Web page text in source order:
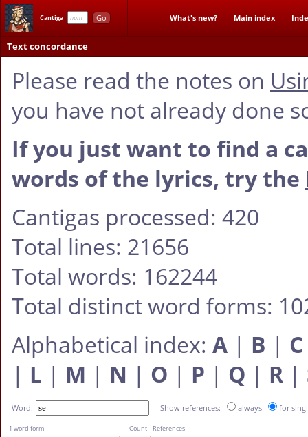
Cantiga Go What's new? Main index
Text concordance
Please read the notes on
you have not already done
If you just want to find a
words of the lyrics, try the
Cantigas processed: 420
Total lines: 21656
Total words: 162244
Total distinct word forms:
Alphabetical index: A | B | C
| L | M | N | O | P | Q | R |
Word: Show references: always for
1 word form Count References